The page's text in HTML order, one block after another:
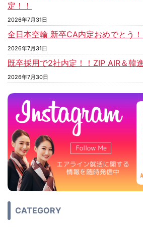
定！！
2026年7月31日
全日本空輸 新卒CA内定おめでとう！
2026年7月31日
既卒採用で2社内定！！ZIP AIR＆韓
2026年7月30日
CATEGORY